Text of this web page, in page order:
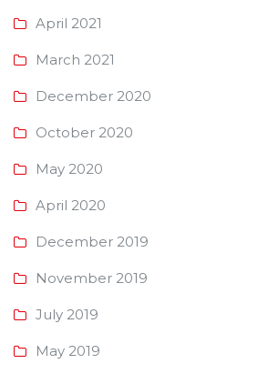
April 2021
March 2021
December 2020
October 2020
May 2020
April 2020
December 2019
November 2019
July 2019
May 2019